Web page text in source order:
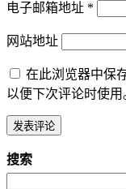
电子邮箱地址 *
网站地址
在此浏览器中保
以便下次评论时使用
搜索